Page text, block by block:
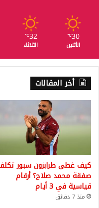
30
℃
الأثنين
32
℃
الثلاثاء
أخر المقالات
كيف غطى طرابزون سبور
صفقة محمد صلاح؟ أرقام
قياسية في 3 أيام
منذ 7 دقائق